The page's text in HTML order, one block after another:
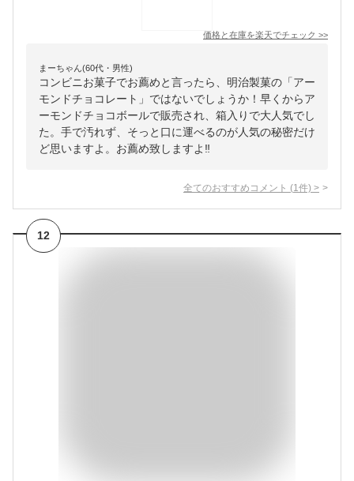
価格と在庫を楽天でチェック >>
まーちゃん(60代・男性)
コンビニお菓子でお薦めと言ったら、明治製菓の「アー
モンドチョコレート」ではないでしょうか！早くからア
ーモンドチョコボールで販売され、箱入りで大人気でし
た。手で汚れず、そっと口に運べるのが人気の秘密だけ
ど思いますよ。お薦め致しますよ‼️
全てのおすすめコメント (1 件) >
12